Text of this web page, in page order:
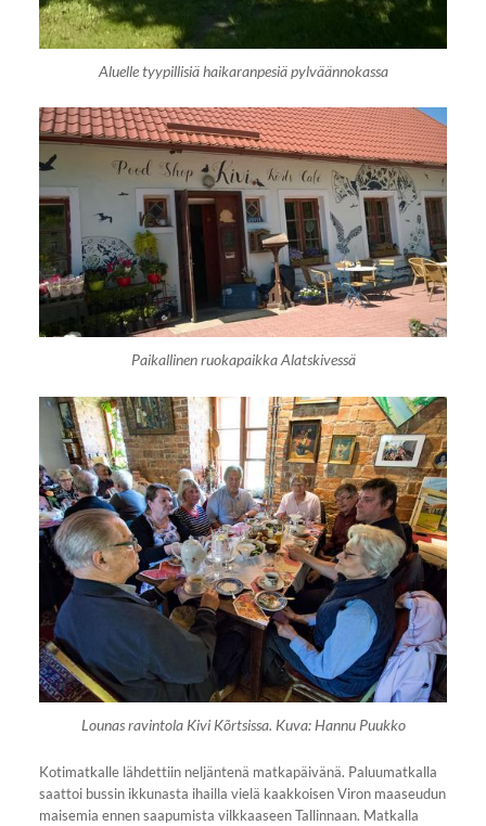
Aluelle tyypillisiä haikaranpesiä pylväännokassa
Paikallinen ruokapaikka Alatskivessä
Lounas ravintola Kivi Kõrtsissa. Kuva: Hannu Puukko
Kotimatkalle lähdettiin neljäntenä matkapäivänä. Paluumatkalla
saattoi bussin ikkunasta ihailla vielä kaakkoisen Viron maaseudun
maisemia ennen saapumista vilkkaaseen Tallinnaan. Matkalla